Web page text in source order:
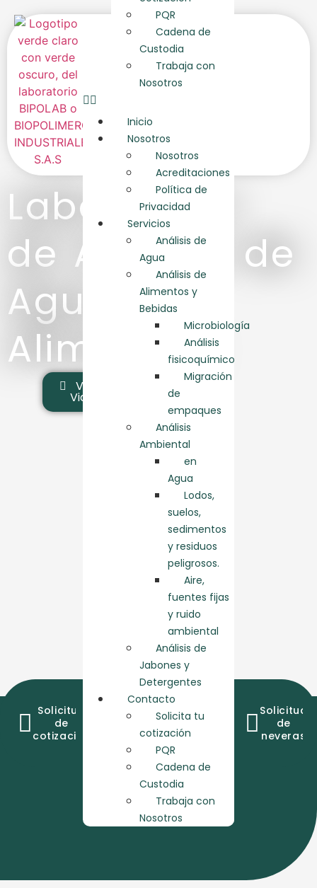
PQR
Cadena de
Custodia
Trabaja con
Nosotros
Inicio
Nosotros
Nosotros
Acreditaciones
Política de
Privacidad
Servicios
Análisis de
Agua
Análisis de
Alimentos y
Bebidas
Microbiología
Análisis
fisicoquímico
Migración
de
empaques
Análisis
Ambiental
en
Agua
Lodos,
suelos,
sedimentos
y residuos
peligrosos.
Aire,
fuentes fijas
y ruido
ambiental
Análisis de
Jabones y
Detergentes
Contacto
Solicita tu
cotización
PQR
Cadena de
Custodia
Trabaja con
Nosotros
Laboratorio
de Análisis de
Aguas y
Alimentos
Ver
Video
Solicitud
de
cotización
Consulta
resultados
Cadena
de
custodia
Solicitud
de
neveras